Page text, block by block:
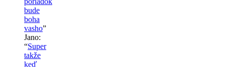
bude
boha
vasho”
Jano:
“Super
takže
keď